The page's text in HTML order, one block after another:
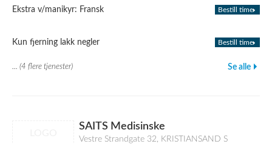
Ekstra v/manikyr: Fransk Bestill time
Kun fjerning lakk negler Bestill time
... (4 flere tjenester) Se alle
SAITS Medisinske
Vestre Strandgate 32, KRISTIANSAND S